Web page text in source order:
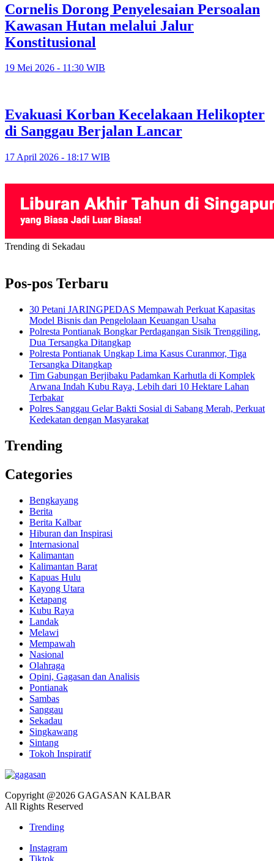
Cornelis Dorong Penyelesaian Persoalan
Kawasan Hutan melalui Jalur
Konstitusional
19 Mei 2026 - 11:30 WIB
Evakuasi Korban Kecelakaan Helikopter
di Sanggau Berjalan Lancar
17 April 2026 - 18:17 WIB
Trending di Sekadau
Pos-pos Terbaru
30 Petani JARINGPEDAS Mempawah Perkuat Kapasitas
Model Bisnis dan Pengelolaan Keuangan Usaha
Polresta Pontianak Bongkar Perdagangan Sisik Trenggiling,
Dua Tersangka Ditangkap
Polresta Pontianak Ungkap Lima Kasus Curanmor, Tiga
Tersangka Ditangkap
Tim Gabungan Berjibaku Padamkan Karhutla di Komplek
Arwana Indah Kubu Raya, Lebih dari 10 Hektare Lahan
Terbakar
Polres Sanggau Gelar Bakti Sosial di Sabang Merah, Perkuat
Kedekatan dengan Masyarakat
Trending
Categories
Bengkayang
Berita
Berita Kalbar
Hiburan dan Inspirasi
Internasional
Kalimantan
Kalimantan Barat
Kapuas Hulu
Kayong Utara
Ketapang
Kubu Raya
Landak
Melawi
Mempawah
Nasional
Olahraga
Opini, Gagasan dan Analisis
Pontianak
Sambas
Sanggau
Sekadau
Singkawang
Sintang
Tokoh Inspiratif
Copyright @2026 GAGASAN KALBAR
All Rights Reserved
Trending
Instagram
Tiktok